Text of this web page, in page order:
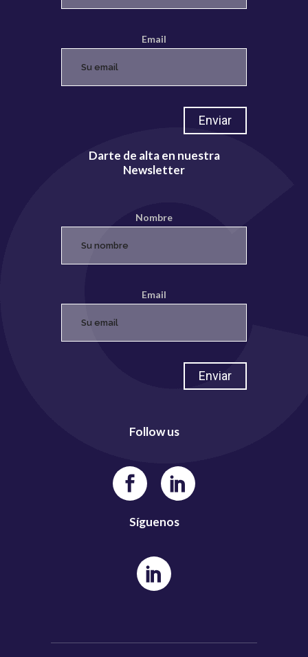
Email
Darte de alta en nuestra
Newsletter
Nombre
Email
Follow us
Síguenos